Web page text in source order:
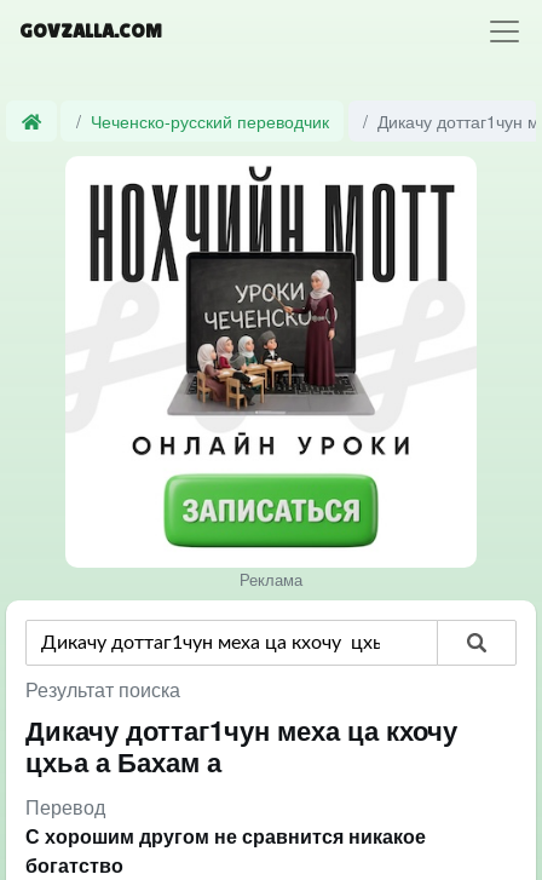
GOVZALLA.COM
Чеченско-русский переводчик Дикачу доттаг1чун
Реклама
Результат поиска
Дикачу доттаг1чун меха ца кхочу
цхьа а Бахам а
Перевод
С хорошим другом не сравнится никакое
богатство